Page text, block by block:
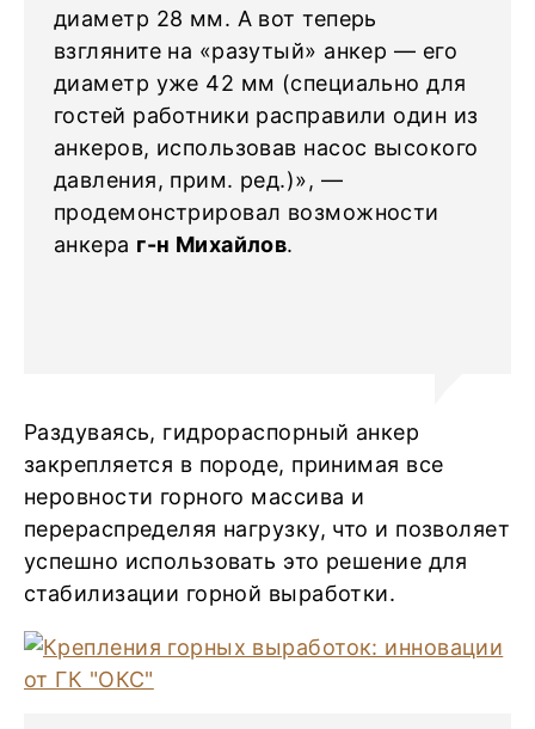
диаметр 28 мм. А вот теперь
взгляните на «разутый» анкер — его
диаметр уже 42 мм (специально для
гостей работники расправили один из
анкеров, использовав насос высокого
давления, прим. ред.)», —
продемонстрировал возможности
анкера г-н Михайлов.
Раздуваясь, гидрораспорный анкер
закрепляется в породе, принимая все
неровности горного массива и
перераспределяя нагрузку, что и позволяет
успешно использовать это решение для
стабилизации горной выработки.